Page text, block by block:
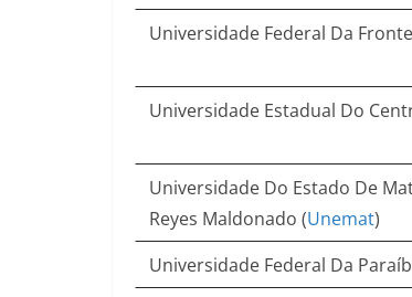
Universidade Federal Da
Universidade Estadual Do
Universidade Do Estado De
Reyes Maldonado (Unemat)
Universidade Federal Da